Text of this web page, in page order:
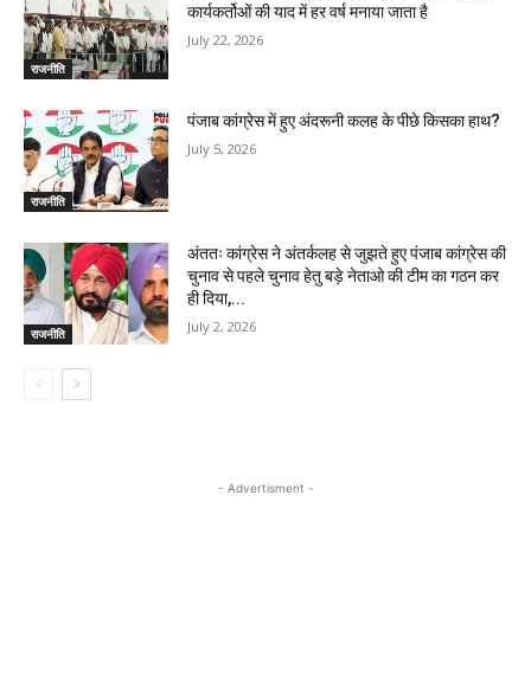
राजनीति
कार्यकर्तोओं की याद में हर वर्ष मनाया जाता है
July 22, 2026
राजनीति
पंजाब कांग्रेस में हुए अंदरूनी कलह के पीछे किसका हाथ?
July 5, 2026
राजनीति
अंततः कांग्रेस ने अंतर्कलह से जुझते हुए पंजाब कांग्रेस की
चुनाव से पहले चुनाव हेतु बड़े नेताओ की टीम का गठन कर
ही दिया,...
July 2, 2026
- Advertisment -